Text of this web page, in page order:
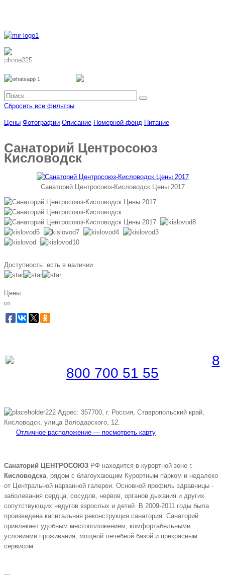
8 962 888 51 55
Сбросить все фильтры
Цены Фотографии Описание Номерной фонд Питание
Санаторий Центросоюз
Кисловодск
Санаторий Центросоюз-Кисловодск Цены 2017
Доступность: есть в наличии
Цены
от
8
800 700 51 55
Адрес: 357700, г. Россия, Ставропольский край,
Кисловодск, улица Володарского, 12.
Отличное расположение — посмотреть карту
Санаторий ЦЕНТРОСОЮЗ РФ находится в курортной зоне г.
Кисловодска, рядом с благоухающим Курортным парком и недалеко
от Центральной нарзанной галереи. Основной профиль здравницы -
заболевания сердца, сосудов, нервов, органов дыхания и других
сопутствующих недугов взрослых и детей. В 2009-2011 годы была
произведена капитальная реконструкция санатория. Санаторий
привлекает удобным местоположением, комфортабельными
условиями проживания, мощной лечебной базой и прекрасным
сервисом.